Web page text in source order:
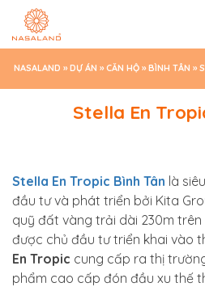
NASALAND »DỰ ÁN »CĂN HỘ »BÌNH TÂN »
Stella En
Stella En Tropic Bình Tân là
đầu tư và phát triển bởi Kita
quỹ đất vàng trải dài 230m trên
được chủ đầu tư triển khai vào
En Tropic cung cấp ra thị
phẩm cao cấp đón đầu xu thế